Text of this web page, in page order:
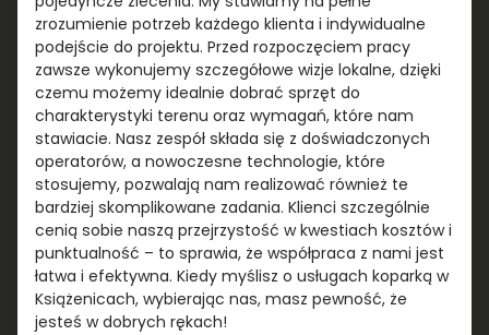
zrozumienie potrzeb każdego klienta i indywidualne
podejście do projektu. Przed rozpoczęciem pracy
zawsze wykonujemy szczegółowe wizje lokalne, dzięki
czemu możemy idealnie dobrać sprzęt do
charakterystyki terenu oraz wymagań, które nam
stawiacie. Nasz zespół składa się z doświadczonych
operatorów, a nowoczesne technologie, które
stosujemy, pozwalają nam realizować również te
bardziej skomplikowane zadania. Klienci szczególnie
cenią sobie naszą przejrzystość w kwestiach kosztów i
punktualność – to sprawia, że współpraca z nami jest
łatwa i efektywna. Kiedy myślisz o usługach koparką w
Książenicach, wybierając nas, masz pewność, że
jesteś w dobrych rękach!